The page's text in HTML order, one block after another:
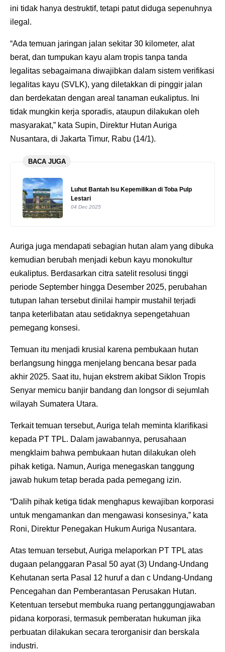
ini tidak hanya destruktif, tetapi patut diduga sepenuhnya
ilegal.
“Ada temuan jaringan jalan sekitar 30 kilometer, alat
berat, dan tumpukan kayu alam tropis tanpa tanda
legalitas sebagaimana diwajibkan dalam sistem verifikasi
legalitas kayu (SVLK), yang diletakkan di pinggir jalan
dan berdekatan dengan areal tanaman eukaliptus. Ini
tidak mungkin kerja sporadis, ataupun dilakukan oleh
masyarakat,” kata Supin, Direktur Hutan Auriga
Nusantara, di Jakarta Timur, Rabu (14/1).
BACA JUGA
Luhut Bantah Isu Kepemilikan di Toba Pulp
Lestari
04 Dec 2025
Auriga juga mendapati sebagian hutan alam yang dibuka
kemudian berubah menjadi kebun kayu monokultur
eukaliptus. Berdasarkan citra satelit resolusi tinggi
periode September hingga Desember 2025, perubahan
tutupan lahan tersebut dinilai hampir mustahil terjadi
tanpa keterlibatan atau setidaknya sepengetahuan
pemegang konsesi.
Temuan itu menjadi krusial karena pembukaan hutan
berlangsung hingga menjelang bencana besar pada
akhir 2025. Saat itu, hujan ekstrem akibat Siklon Tropis
Senyar memicu banjir bandang dan longsor di sejumlah
wilayah Sumatera Utara.
Terkait temuan tersebut, Auriga telah meminta klarifikasi
kepada PT TPL. Dalam jawabannya, perusahaan
mengklaim bahwa pembukaan hutan dilakukan oleh
pihak ketiga. Namun, Auriga menegaskan tanggung
jawab hukum tetap berada pada pemegang izin.
“Dalih pihak ketiga tidak menghapus kewajiban korporasi
untuk mengamankan dan mengawasi konsesinya,” kata
Roni, Direktur Penegakan Hukum Auriga Nusantara.
Atas temuan tersebut, Auriga melaporkan PT TPL atas
dugaan pelanggaran Pasal 50 ayat (3) Undang-Undang
Kehutanan serta Pasal 12 huruf a dan c Undang-Undang
Pencegahan dan Pemberantasan Perusakan Hutan.
Ketentuan tersebut membuka ruang pertanggungjawaban
pidana korporasi, termasuk pemberatan hukuman jika
perbuatan dilakukan secara terorganisir dan berskala
industri.